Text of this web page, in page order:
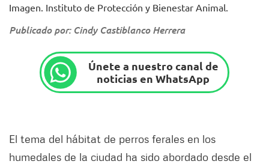
Imagen. Instituto de Protección y Bienestar Animal.
Publicado por: Cindy Castiblanco Herrera
Únete a nuestro canal de
noticias en WhatsApp
El tema del hábitat de perros ferales en los
humedales de la ciudad ha sido abordado desde el